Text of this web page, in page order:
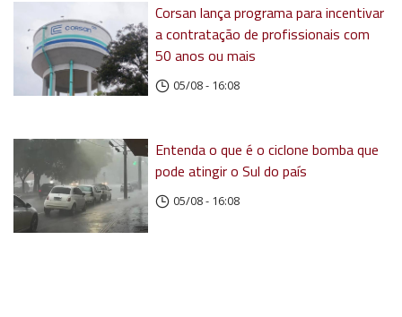
Corsan lança programa para incentivar
a contratação de profissionais com
50 anos ou mais
05/08 - 16:08
Entenda o que é o ciclone bomba que
pode atingir o Sul do país
05/08 - 16:08